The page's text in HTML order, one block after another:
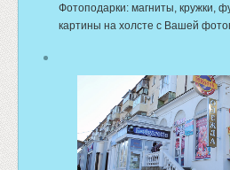
Фотоподарки: магниты, кружки,
картины на холсте с Вашей